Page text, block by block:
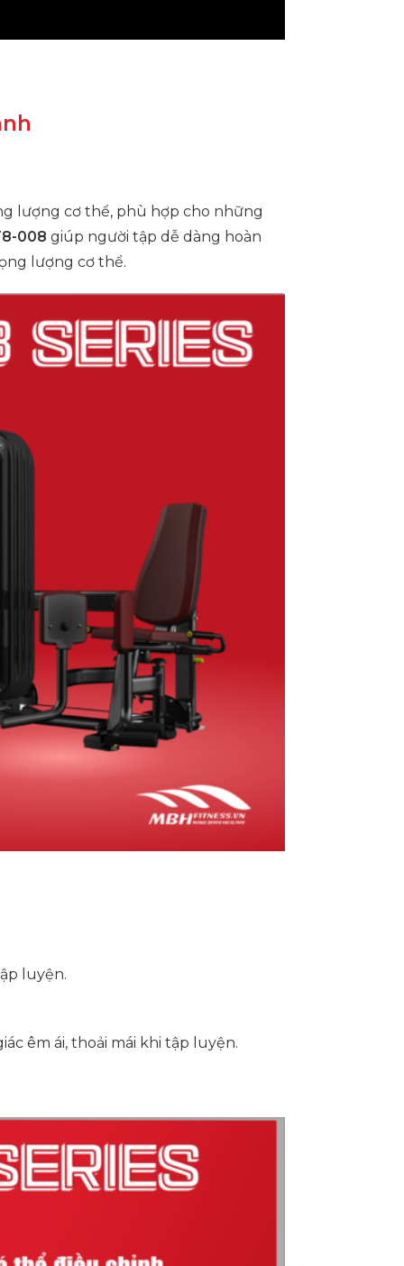
lượng cơ thể, phù hợp cho những
008 giúp người tập dễ dàng hoàn
lượng cơ thể.
luyện.
êm ái, thoải mái khi tập luyện.